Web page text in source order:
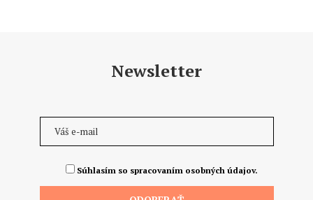
Newsletter
Súhlasím so spracovaním osobných údajov.